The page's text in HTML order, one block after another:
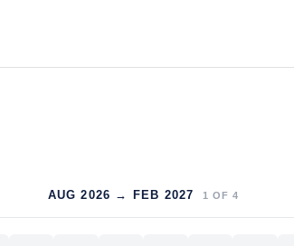
AUG 2026 → FEB 2027 1 OF 4